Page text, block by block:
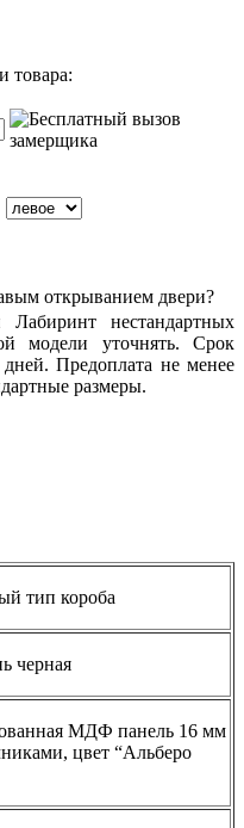
товара:
открыванием двери?
Лабиринт нестандартных
модели уточнять. Срок
Предоплата не менее
размеры.
тип короба
черная
МДФ панель 16 мм
цвет “Альберо